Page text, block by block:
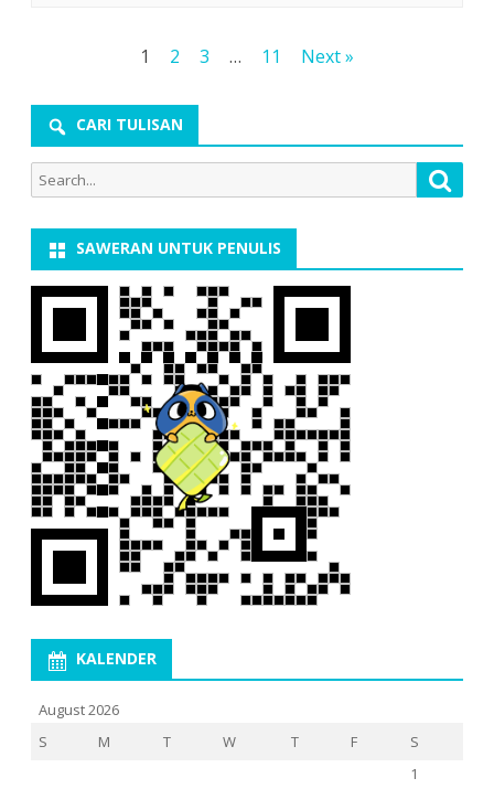
1 2 3 … 11 Next »
CARI TULISAN
Search
for:
SAWERAN UNTUK PENULIS
KALENDER
August 2026
S
M T W T F
S
1